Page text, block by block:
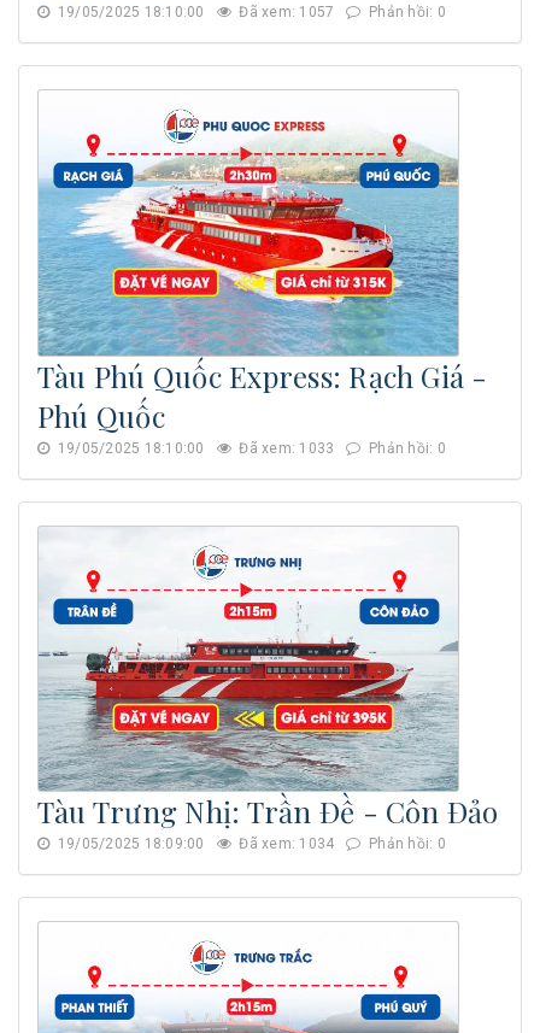
19/05/2025 18:10:00 Đã xem: 1057 Phản hồi: 0
Tàu Phú Quốc Express: Rạch Giá -
Phú Quốc
19/05/2025 18:10:00 Đã xem: 1033 Phản hồi: 0
Tàu Trưng Nhị: Trần Đề - Côn Đảo
19/05/2025 18:09:00 Đã xem: 1034 Phản hồi: 0